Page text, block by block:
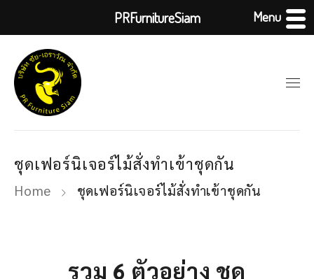
Home ชุดเฟอร์นิเจอร์ไม้สั่งทำเข้าชุดกัน
ชุดเฟอร์นิเจอร์ไม้สั่งทำเข้าชุดกัน
รวม 6 ตัวอย่าง ชุด
PRFurnitureSiam Menu